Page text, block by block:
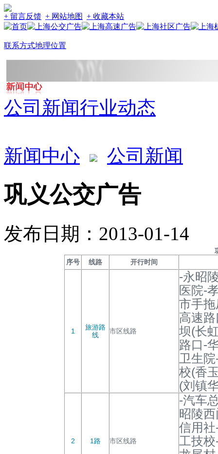
+ 留言反馈 + 网站地图 + 收藏本站
联系方式地理位置
公司新闻行业动态
新闻中心 公司新闻
巩义公交广告
发布日期：2013-01-14
序号
线路 开行时间
1
旅游路
线
市区线路
-永昭
医院-
市手
高速
坝(长
路口-
卫生
校(香
(刘镇
2 1路 市区线路
-汽车
昭陵
信用
工技